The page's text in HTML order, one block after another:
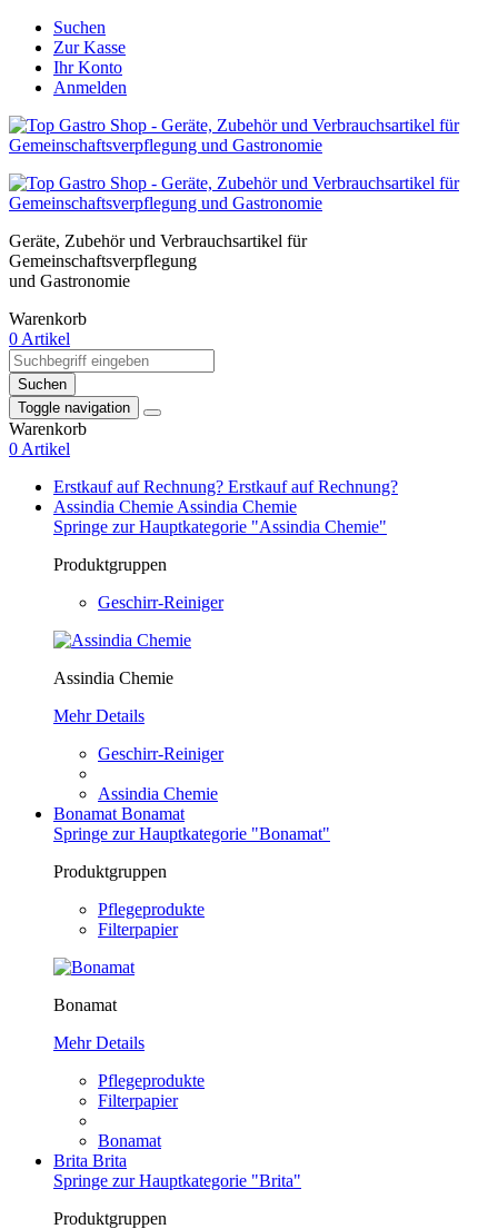
Suchen
Zur Kasse
Ihr Konto
Anmelden
Geräte, Zubehör und Verbrauchsartikel für
Gemeinschaftsverpflegung
und Gastronomie
Warenkorb
0 Artikel
Suchen
Toggle navigation
Warenkorb
0 Artikel
Erstkauf auf Rechnung? Erstkauf auf Rechnung?
Assindia Chemie Assindia Chemie
Springe zur Hauptkategorie "Assindia Chemie"
Produktgruppen
Geschirr-Reiniger
Assindia Chemie
Mehr Details
Geschirr-Reiniger
Assindia Chemie
Bonamat Bonamat
Springe zur Hauptkategorie "Bonamat"
Produktgruppen
Pflegeprodukte
Filterpapier
Bonamat
Mehr Details
Pflegeprodukte
Filterpapier
Bonamat
Brita Brita
Springe zur Hauptkategorie "Brita"
Produktgruppen